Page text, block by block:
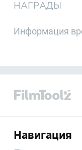
НАГРАДЫ
Информация
Навигация